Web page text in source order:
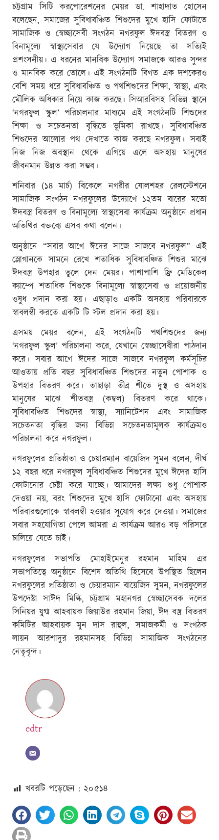
চট্টগ্রাম সিটি করপোরেশনের মেয়র ডা. শাহাদাত হোসেন
বলেছেন, সমাজের সুবিধাবঞ্চিত শিশুদের মুখে হাসি ফোটাতে
সামাজিক ও স্বেচ্ছাসেবী সংগঠন নগরফুল ঈদবস্ত্র বিতরণ ও
বিনামূল্যে স্বাস্থ্যসেবার যে উদ্যোগ নিয়েছে তা সত্যিই
প্রশংসনীয়। এ ধরনের মানবিক উদ্যোগ সমাজকে আরও সুন্দর
ও মানবিক করে তোলে। এই সংগঠনটি বিগত এক দশকেরও
বেশি সময় ধরে সুবিধাবঞ্চিত ও পথশিশুদের শিক্ষা, স্বাস্থ্য, এবং
মৌলিক অধিকার নিয়ে কাজ করছে। সিআরবিসহ বিভিন্ন স্থানে
‘নগরফুল স্কুল’ পরিচালনার মাধ্যমে এই সংগঠনটি শিশুদের
শিক্ষা ও সচেতনতা বৃদ্ধিতে ভূমিকা রাখছে। সুবিধাবঞ্চিত
শিশুদের আলোর পথ দেখাতে কাজ করছে নগরফুল। সবাই
নিজ নিজ অবস্থান থেকে এগিয়ে এলে অসহায় মানুষের
জীবনমান উন্নত করা সম্ভব।
শনিবার (১৪ মার্চ) বিকেলে নগরীর ষোলশহর রেলস্টেশনে
সামাজিক সংগঠন নগরফুলের উদ্যোগে ১২তম বারের মতো
ঈদবস্ত্র বিতরণ ও বিনামূল্যে স্বাস্থ্যসেবা কার্যক্রম অনুষ্ঠানে প্রধান
অতিথির বক্তব্যে এসব কথা বলেন।
অনুষ্ঠানে “সবার আগে ঈদের সাজে সাজবে নগরফুল” এই
স্লোগানকে সামনে রেখে শতাধিক সুবিধাবঞ্চিত শিশুর মাঝে
ঈদবস্ত্র উপহার তুলে দেন মেয়র। পাশাপাশি ফ্রি মেডিকেল
ক্যাম্পে শতাধিক শিশুকে বিনামূল্যে স্বাস্থ্যসেবা ও প্রয়োজনীয়
ওষুধ প্রদান করা হয়। এছাড়াও একটি অসহায় পরিবারকে
স্বাবলম্বী করতে একটি টি স্টল প্রদান করা হয়।
এসময় মেয়র বলেন, এই সংগঠনটি পথশিশুদের জন্য
‘নগরফুল স্কুল’ পরিচালনা করে, যেখানে স্বেচ্ছাসেবীরা পাঠদান
করে। সবার আগে ঈদের সাজে সাজবে নগরফুল কর্মসূচির
আওতায় প্রতি বছর সুবিধাবঞ্চিত শিশুদের নতুন পোশাক ও
উপহার বিতরণ করে। তাছাড়া তীব্র শীতে দুস্থ ও অসহায়
মানুষের মাঝে শীতবস্ত্র (কম্বল) বিতরণ করে থাকে।
সুবিধাবঞ্চিত শিশুদের স্বাস্থ্য, স্যানিটেশন এবং সামাজিক
সচেতনতা বৃদ্ধির জন্য বিভিন্ন সচেতনতামূলক কার্যক্রমও
পরিচালনা করে নগরফুল।
নগরফুলের প্রতিষ্ঠাতা ও চেয়ারম্যান বায়েজিদ সুমন বলেন, দীর্ঘ
১২ বছর ধরে নগরফুল সুবিধাবঞ্চিত শিশুদের মুখে ঈদের হাসি
ফোটানোর চেষ্টা করে যাচ্ছে। আমাদের লক্ষ্য শুধু পোশাক
দেওয়া নয়, বরং শিশুদের মুখে হাসি ফোটানো এবং অসহায়
পরিবারগুলোকে স্বাবলম্বী হওয়ার সুযোগ করে দেওয়া। সমাজের
সবার সহযোগিতা পেলে আমরা এ কার্যক্রম আরও বড় পরিসরে
চালিয়ে যেতে চাই।
নগরফুলের সভাপতি মোহাইমেনুর রহমান মাহিম এর
সভাপতিত্বে অনুষ্ঠানে বিশেষ অতিথি হিসেবে উপস্থিত ছিলেন
নগরফুলের প্রতিষ্ঠাতা ও চেয়ারম্যান বায়েজিদ সুমন, নগরফুলের
উপদেষ্টা সাঈদ মিল্কি, চট্টগ্রাম মহানগর স্বেচ্ছাসেবক দলের
সিনিয়র যুগ্ম আহবায়ক জিয়াউর রহমান জিয়া, ঈদ বস্ত্র বিতরণ
কমিটির আহবায়ক মুন দাস রাহুল, সমাজকর্মী ও সংগঠক
লায়ন আরশাদুর রহমানসহ বিভিন্ন সামাজিক সংগঠনের
নেতৃবৃন্দ।
edtr
খবরটি পড়েছেন : ২০৫১৪